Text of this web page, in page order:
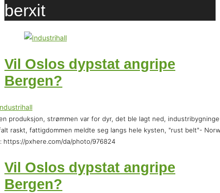
berxit
Vil Oslos dypstat angripe
Bergen?
produksjon, strømmen var for dyr, det ble lagt ned,
raskt, fattigdommen meldte seg langs hele kysten, "rust belt"-
https://pxhere.com/da/photo/976824
Vil Oslos dypstat angripe
Bergen?